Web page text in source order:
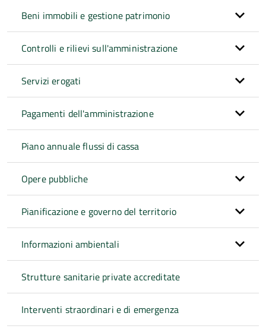
Beni immobili e gestione patrimonio
Controlli e rilievi sull'amministrazione
Servizi erogati
Pagamenti dell'amministrazione
Piano annuale flussi di cassa
Opere pubbliche
Pianificazione e governo del territorio
Informazioni ambientali
Strutture sanitarie private accreditate
Interventi straordinari e di emergenza